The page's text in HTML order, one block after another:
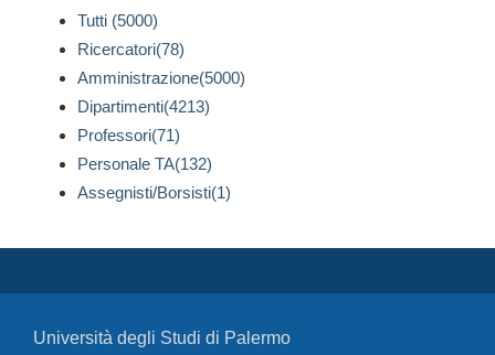
Tutti (5000)
Ricercatori(78)
Amministrazione(5000)
Dipartimenti(4213)
Professori(71)
Personale TA(132)
Assegnisti/Borsisti(1)
Università degli Studi di Palermo